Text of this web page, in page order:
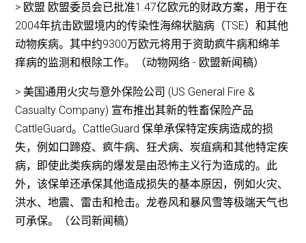
> 欧盟 欧盟委员会已批准1.47亿欧元的财政方案，用于在
2004年抗击欧盟境内的传染性海绵状脑病（TSE）和其他
动物疾病。其中约9300万欧元将用于资助疯牛病和绵羊
痒病的监测和根除工作。（动物网络 - 欧盟新闻稿）
> 美国通用火灾与意外保险公司 (US General Fire &
Casualty Company) 宣布推出其新的牲畜保险产品
CattleGuard。CattleGuard 保单承保特定疾病造成的损
失，例如口蹄疫、疯牛病、狂犬病、炭疽病和其他特定疾
病，即使此类疾病的爆发是由恐怖主义行为造成的。此
外，该保单还承保其他造成损失的基本原因，例如火灾、
洪水、地震、雷击和枪击。龙卷风和暴风雪等极端天气也
可承保。（公司新闻稿）